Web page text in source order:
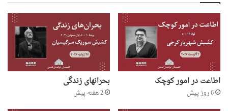
اطاعت در امور کوچک
6 روز پیش
بحرانهای زندگی
2 هفته پیش